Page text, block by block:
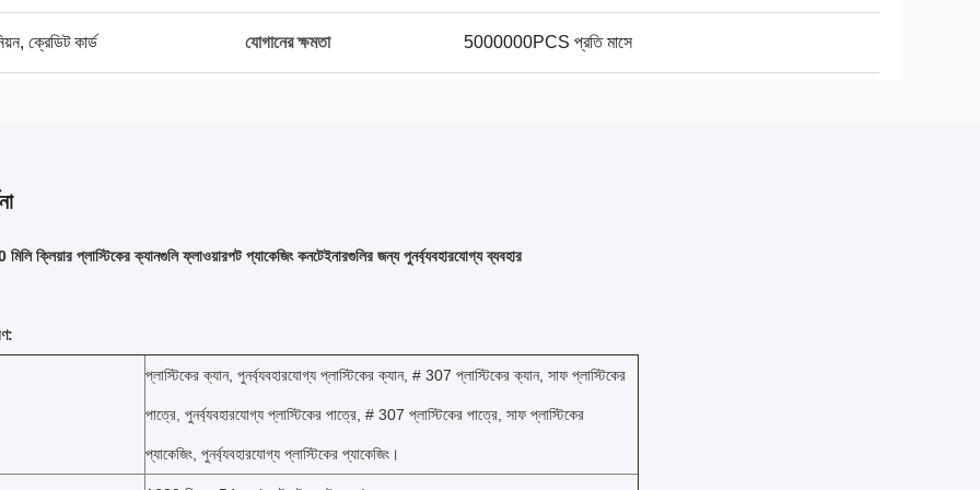
ক্রেডিট কার্ড যোগানের ক্ষমতা 5000000PCS প্রতি মাসে
ক্লিয়ার প্লাস্টিকের ক্যানগুলি ফ্লাওয়ারপট প্যাকেজিং কনটেইনারগুলির জন্য পুনর্ব্যবহারযোগ্য ব্যবহার
প্লাস্টিকের ক্যান, পুনর্ব্যবহারযোগ্য প্লাস্টিকের ক্যান, # 307 প্লাস্টিকের ক্যান, সাফ প্লাস্টিকের
পাত্রে, পুনর্ব্যবহারযোগ্য প্লাস্টিকের পাত্রে, # 307 প্লাস্টিকের পাত্রে, সাফ প্লাস্টিকের
প্যাকেজিং, পুনর্ব্যবহারযোগ্য প্লাস্টিকের প্যাকেজিং।